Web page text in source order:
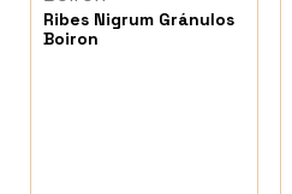
Ribes Nigrum Gránulos
Boiron